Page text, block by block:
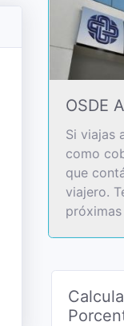
OSDE
Si viajas
como
que
viajero.